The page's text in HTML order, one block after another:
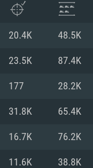
20.4K 48.5K
23.5K 87.4K
177 28.2K
31.8K 65.4K
16.7K 76.2K
11.6K 38.8K